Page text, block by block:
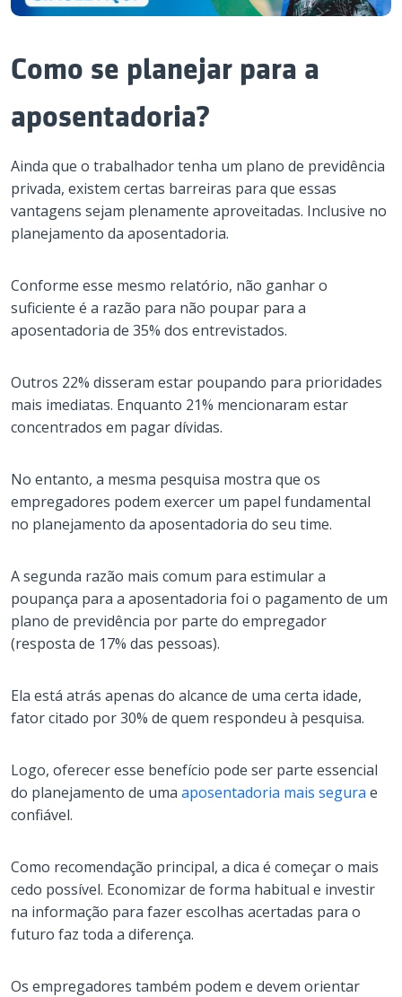
Como se planejar para a
aposentadoria?
Ainda que o trabalhador tenha um plano de previdência
privada, existem certas barreiras para que essas
vantagens sejam plenamente aproveitadas. Inclusive no
planejamento da aposentadoria.
Conforme esse mesmo relatório, não ganhar o
suficiente é a razão para não poupar para a
aposentadoria de 35% dos entrevistados.
Outros 22% disseram estar poupando para prioridades
mais imediatas. Enquanto 21% mencionaram estar
concentrados em pagar dívidas.
No entanto, a mesma pesquisa mostra que os
empregadores podem exercer um papel fundamental
no planejamento da aposentadoria do seu time.
A segunda razão mais comum para estimular a
poupança para a aposentadoria foi o pagamento de um
plano de previdência por parte do empregador
(resposta de 17% das pessoas).
Ela está atrás apenas do alcance de uma certa idade,
fator citado por 30% de quem respondeu à pesquisa.
Logo, oferecer esse benefício pode ser parte essencial
do planejamento de uma aposentadoria mais segura e
confiável.
Como recomendação principal, a dica é começar o mais
cedo possível. Economizar de forma habitual e investir
na informação para fazer escolhas acertadas para o
futuro faz toda a diferença.
Os empregadores também podem e devem orientar